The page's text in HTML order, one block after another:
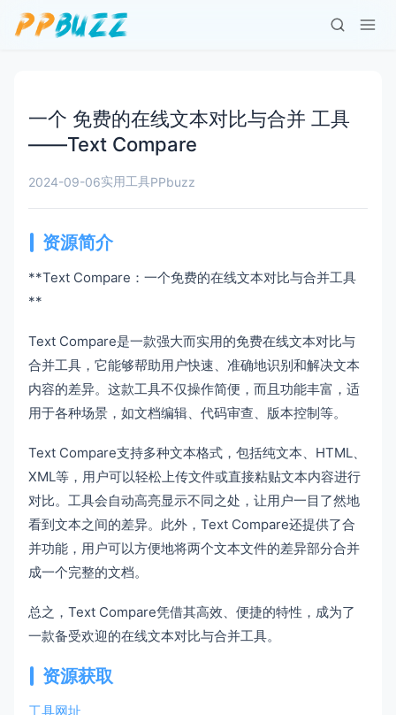
一个 免费的在线文本对比与合并 工具
——Text Compare
2024-09-06实用工具PPbuzz
资源简介
**Text Compare：一个免费的在线文本对比与合并工具
**
Text Compare是一款强大而实用的免费在线文本对比与
合并工具，它能够帮助用户快速、准确地识别和解决文本
内容的差异。这款工具不仅操作简便，而且功能丰富，适
用于各种场景，如文档编辑、代码审查、版本控制等。
Text Compare支持多种文本格式，包括纯文本、HTML、
XML等，用户可以轻松上传文件或直接粘贴文本内容进行
对比。工具会自动高亮显示不同之处，让用户一目了然地
看到文本之间的差异。此外，Text Compare还提供了合
并功能，用户可以方便地将两个文本文件的差异部分合并
成一个完整的文档。
总之，Text Compare凭借其高效、便捷的特性，成为了
一款备受欢迎的在线文本对比与合并工具。
资源获取
工具网址